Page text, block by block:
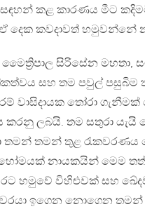
සඳහන් කළ කාරණය මීට
දෙක කවදාවත් හමුවන්නේ
සිරිසේන මහතා,
සහ තම පවුල් පසුබිම
වාසිදායක තෝරා
කරනු ලබයි. තම සතුරා
තමන් තමන් තුළ
නායකයින් මෙම
රට හමුවේ විහිළුවක් සහ
ඉගෙන නොගෙන